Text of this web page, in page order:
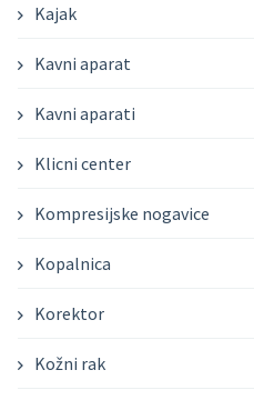
Kajak
Kavni aparat
Kavni aparati
Klicni center
Kompresijske nogavice
Kopalnica
Korektor
Kožni rak